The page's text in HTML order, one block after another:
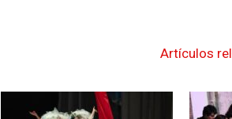
Artículos